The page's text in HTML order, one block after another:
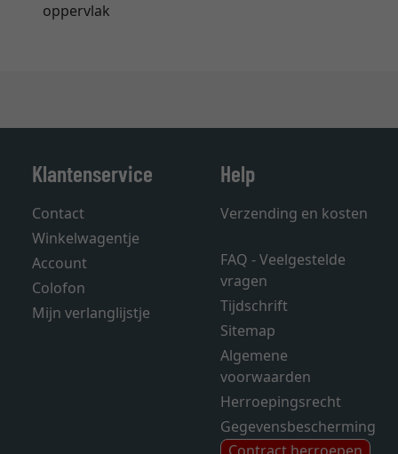
oppervlak
Klantenservice
Contact
Winkelwagentje
Account
Colofon
Mijn verlanglijstje
Help
Verzending en kosten
FAQ - Veelgestelde
vragen
Tijdschrift
Sitemap
Algemene
voorwaarden
Herroepingsrecht
Gegevensbescherming